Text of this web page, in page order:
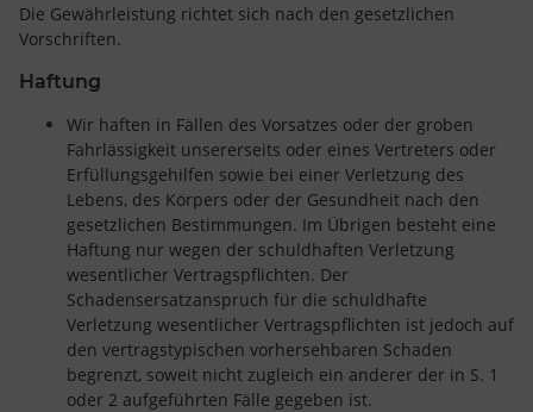
Die Gewährleistung richtet sich nach den gesetzlichen
Vorschriften.
Haftung
Wir haften in Fällen des Vorsatzes oder der groben
Fahrlässigkeit unsererseits oder eines Vertreters oder
Erfüllungsgehilfen sowie bei einer Verletzung des
Lebens, des Körpers oder der Gesundheit nach den
gesetzlichen Bestimmungen. Im Übrigen besteht eine
Haftung nur wegen der schuldhaften Verletzung
wesentlicher Vertragspflichten. Der
Schadensersatzanspruch für die schuldhafte
Verletzung wesentlicher Vertragspflichten ist jedoch auf
den vertragstypischen vorhersehbaren Schaden
begrenzt, soweit nicht zugleich ein anderer der in S. 1
oder 2 aufgeführten Fälle gegeben ist.